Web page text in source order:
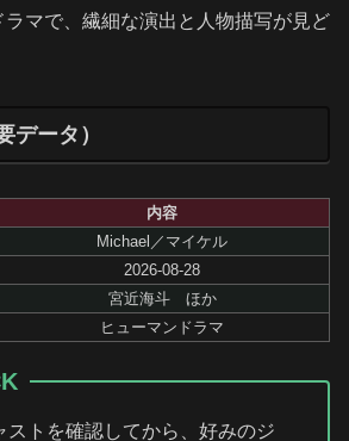
ラマで、繊細な演出と人物描写が見ど
データ）
内容
Michael／マイケル
2026-08-28
宮近海斗 ほか
ヒューマンドラマ
ストを確認してから、好みのジ